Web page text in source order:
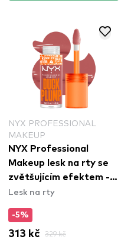
NYX PROFESSIONAL
MAKEUP
NYX Professional
Makeup lesk na rty se
zvětšujícím efektem -
Duck Plump High
Nude Swings (DPLL03)
Lesk na rty
-5%
313 kč 329 kč